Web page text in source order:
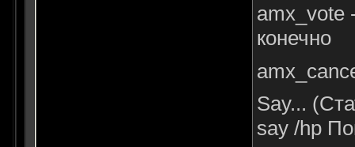
amx_vote
конечно
Say...
say /hp